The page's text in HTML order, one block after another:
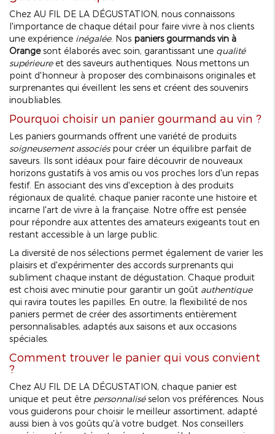
Chez AU FIL DE LA DÉGUSTATION, nous connaissons
l'importance de chaque détail pour faire vivre à nos clients
une expérience inégalée. Nos paniers gourmands vin à
Orangesont élaborés avec soin, garantissant une qualité
supérieureet des saveurs authentiques. Nous mettons un
point d'honneur à proposer des combinaisons originales et
surprenantes qui éveillent les sens et créent des souvenirs
inoubliables.
Pourquoi choisir un panier gourmand au vin ?
Les paniers gourmands offrent une variété de produits
soigneusement associéspour créer un équilibre parfait de
saveurs. Ils sont idéaux pour faire découvrir de nouveaux
horizons gustatifs à vos amis ou vos proches lors d'un repas
festif. En associant des vins d'exception à des produits
régionaux de qualité, chaque panier raconte une histoire et
incarne l'art de vivre à la française. Notre offre est pensée
pour répondre aux attentes des amateurs exigeants tout en
restant accessible à un large public.
La diversité de nos sélections permet également de varier les
plaisirs et d'expérimenter des accords surprenants qui
subliment chaque instant de dégustation. Chaque produit
est choisi avec minutie pour garantir un goût authentique
qui ravira toutes les papilles. En outre, la flexibilité de nos
paniers permet de créer des assortiments entièrement
personnalisables, adaptés aux saisons et aux occasions
spéciales.
Comment trouver le panier qui vous convient
?
Chez AU FIL DE LA DÉGUSTATION, chaque panier est
unique et peut être personnaliséselon vos préférences. Nous
vous guiderons pour choisir le meilleur assortiment, adapté
aussi bien à vos goûts qu'à votre budget. Nos conseillers